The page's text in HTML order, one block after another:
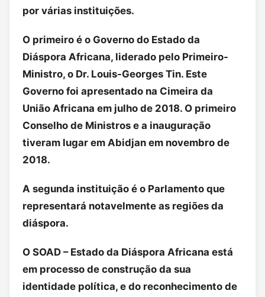
por várias instituições.
O primeiro é o Governo do Estado da
Diáspora Africana, liderado pelo Primeiro-
Ministro, o Dr. Louis-Georges Tin. Este
Governo foi apresentado na Cimeira da
União Africana em julho de 2018. O primeiro
Conselho de Ministros e a inauguração
tiveram lugar em Abidjan em novembro de
2018.
A segunda instituição é o Parlamento que
representará notavelmente as regiões da
diáspora.
O SOAD – Estado da Diáspora Africana está
em processo de construção da sua
identidade política, e do reconhecimento de